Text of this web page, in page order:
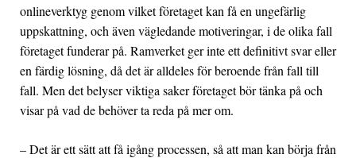
onlineverktyg genom vilket företaget kan få en ungefärlig
uppskattning, och även vägledande motiveringar, i de olika fall
företaget funderar på. Ramverket ger inte ett definitivt svar eller
en färdig lösning, då det är alldeles för beroende från fall till
fall. Men det belyser viktiga saker företaget bör tänka på och
visar på vad de behöver ta reda på mer om.
– Det är ett sätt att få igång processen, så att man kan börja från